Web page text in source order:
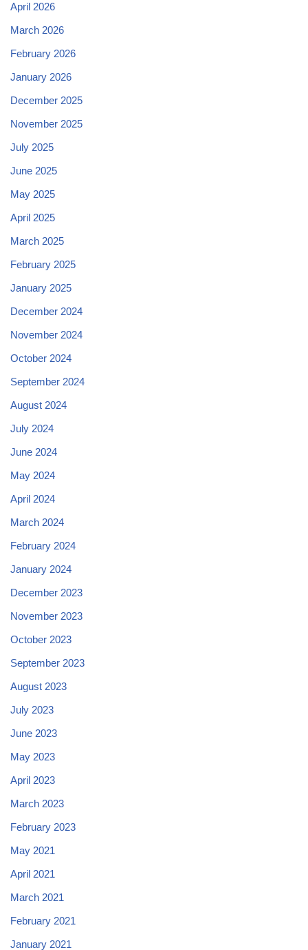
April 2026
March 2026
February 2026
January 2026
December 2025
November 2025
July 2025
June 2025
May 2025
April 2025
March 2025
February 2025
January 2025
December 2024
November 2024
October 2024
September 2024
August 2024
July 2024
June 2024
May 2024
April 2024
March 2024
February 2024
January 2024
December 2023
November 2023
October 2023
September 2023
August 2023
July 2023
June 2023
May 2023
April 2023
March 2023
February 2023
May 2021
April 2021
March 2021
February 2021
January 2021